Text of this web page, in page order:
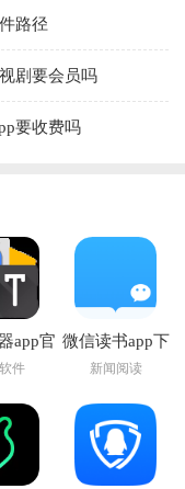
路径
剧要会员吗
要收费吗
app官
载
件
微信读书app下
载安装官方版
新闻阅读